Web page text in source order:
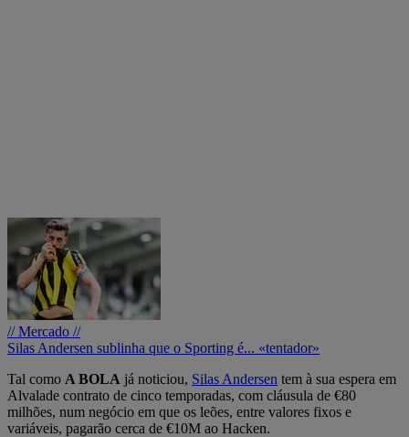
// Mercado //
Silas Andersen sublinha que o Sporting é... «tentador»
Tal como A BOLA já noticiou, Silas Andersen tem à sua espera em
Alvalade contrato de cinco temporadas, com cláusula de €80
milhões, num negócio em que os leões, entre valores fixos e
variáveis, pagarão cerca de €10M ao Hacken.